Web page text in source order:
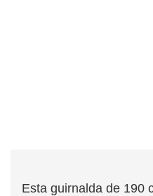
Esta guirnalda de 190